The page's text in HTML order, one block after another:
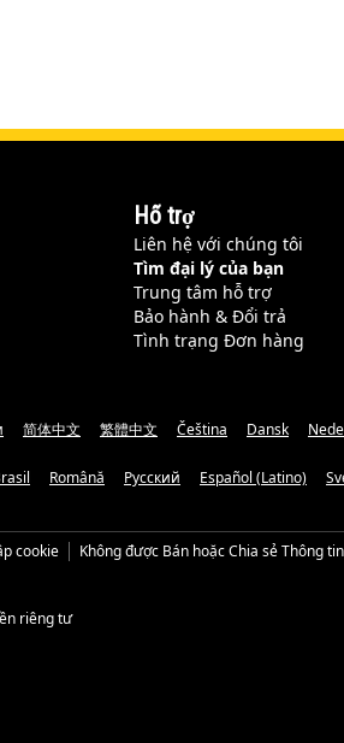
Hỗ trợ
Liên hệ với chúng tôi
Tìm đại lý của bạn
Trung tâm hỗ trợ
Bảo hành & Đổi trả
Tình trạng Đơn hàng
简体中文 繁體中文 Čeština Dansk
Română Русский Español (Latino)
cookie Không được Bán hoặc Chia sẻ Thông
riêng tư